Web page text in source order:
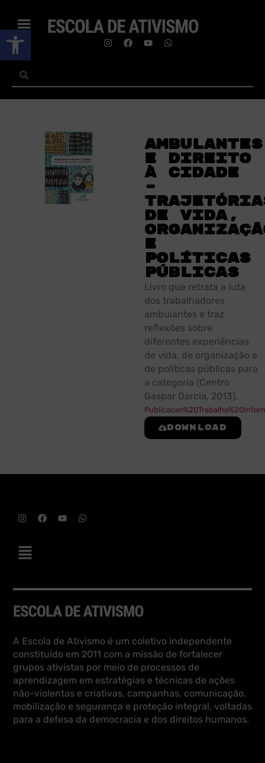
Abrir a barra de ferramentas
Ambulantes
e direito
à cidade
–
de vida,
e
políticas
públicas
Livro que retrata a luta
dos trabalhadores
ambulantes e traz
reflexões sobre
diferentes experiências
de vida, de organização e
de políticas públicas para
a categoria (Centro
Gaspar Garcia, 2013).
Download
A Escola de Ativismo é um coletivo independente
constituído em 2011 com a missão de fortalecer
grupos ativistas por meio de processos de
aprendizagem em estratégias e técnicas de ações
não-violentas e criativas, campanhas, comunicação,
mobilização e segurança e proteção integral, voltadas
para a defesa da democracia e dos direitos humanos.